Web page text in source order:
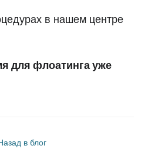
в нашем центре
для флоатинга уже
в блог